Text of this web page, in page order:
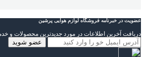
عضویت در خبرنامه فروشگاه لوازم هوایی پرشین
دریافت آخرین اطلاعات در مورد جدیدترین محصولات و